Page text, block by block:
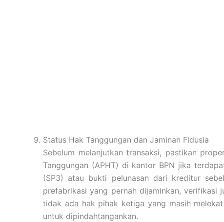
Status Hak Tanggungan dan Jaminan Fidusia
Sebelum melanjutkan transaksi, pastikan
Tanggungan (APHT) di kantor BPN jika
(SP3) atau bukti pelunasan dari kreditur
prefabrikasi yang pernah dijaminkan, verifikasi
tidak ada hak pihak ketiga yang masih
untuk dipindahtangankan.